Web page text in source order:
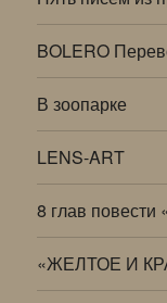
BOLERO
В зоопарке
LENS-ART
8 глав повести
«ЖЕЛТОЕ И